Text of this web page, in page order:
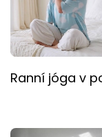
Ranní jóga v